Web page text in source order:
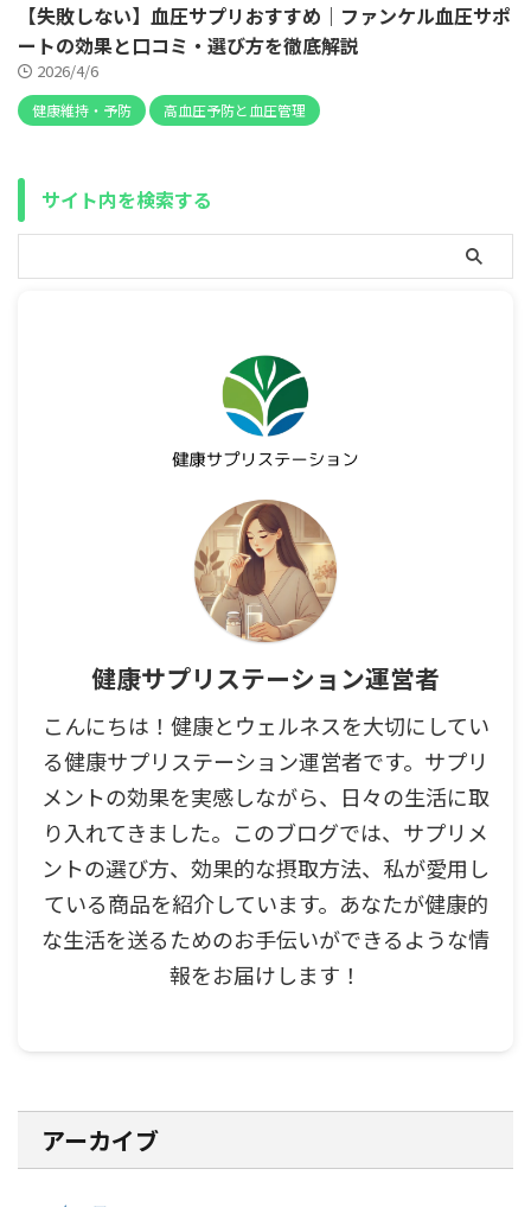
【失敗しない】血圧サプリおすすめ｜ファンケル血圧サポ
ートの効果と口コミ・選び方を徹底解説
2026/4/6
健康維持・予防 高血圧予防と血圧管理
サイト内を検索する
健康サプリステーション運営者
こんにちは！健康とウェルネスを大切にしてい
る健康サプリステーション運営者です。サプリ
メントの効果を実感しながら、日々の生活に取
り入れてきました。このブログでは、サプリメ
ントの選び方、効果的な摂取方法、私が愛用し
ている商品を紹介しています。あなたが健康的
な生活を送るためのお手伝いができるような情
報をお届けします！
アーカイブ